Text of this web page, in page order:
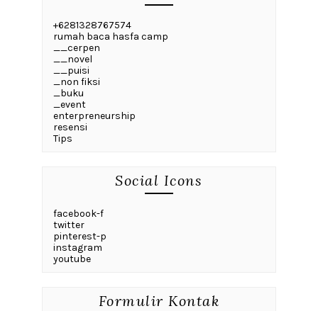
+6281328767574
rumah baca hasfa camp
__cerpen
__novel
__puisi
_non fiksi
_buku
_event
enterpreneurship
resensi
Tips
Social Icons
facebook-f
twitter
pinterest-p
instagram
youtube
Formulir Kontak